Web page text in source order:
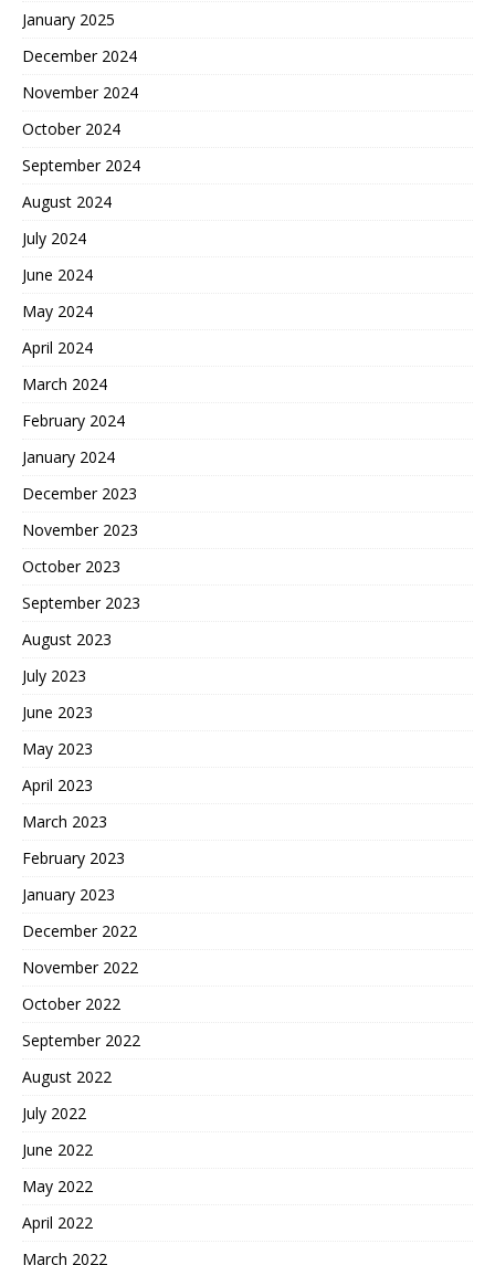
January 2025
December 2024
November 2024
October 2024
September 2024
August 2024
July 2024
June 2024
May 2024
April 2024
March 2024
February 2024
January 2024
December 2023
November 2023
October 2023
September 2023
August 2023
July 2023
June 2023
May 2023
April 2023
March 2023
February 2023
January 2023
December 2022
November 2022
October 2022
September 2022
August 2022
July 2022
June 2022
May 2022
April 2022
March 2022